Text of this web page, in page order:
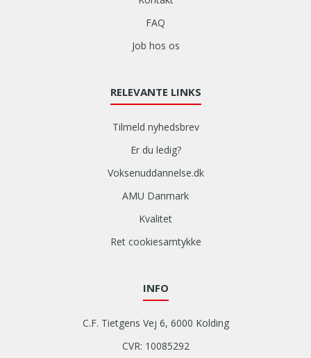
FAQ
Job hos os
RELEVANTE LINKS
Tilmeld nyhedsbrev
Er du ledig?
Voksenuddannelse.dk
AMU Danmark
Kvalitet
Ret cookiesamtykke
INFO
C.F. Tietgens Vej 6, 6000 Kolding
CVR: 10085292